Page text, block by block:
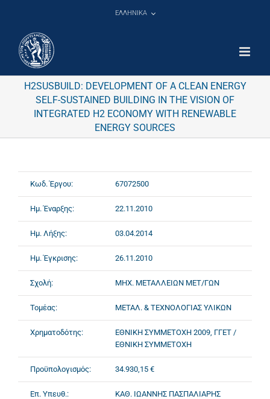
ΕΛΛΗΝΙΚΑ
H2SUSBUILD: DEVELOPMENT OF A CLEAN ENERGY
SELF-SUSTAINED BUILDING IN THE VISION OF
INTEGRATED H2 ECONOMY WITH RENEWABLE
ENERGY SOURCES
Κωδ. Έργου: 67072500
Ημ. Έναρξης: 22.11.2010
Ημ. Λήξης: 03.04.2014
Ημ. Έγκρισης: 26.11.2010
Σχολή: ΜΗΧ. ΜΕΤΑΛΛΕΙΩΝ ΜΕΤ/ΓΩΝ
Τομέας: ΜΕΤΑΛ. & ΤΕΧΝΟΛΟΓΙΑΣ ΥΛΙΚΩΝ
Χρηματοδότης:
ΕΘΝΙΚΗ ΣΥΜΜΕΤΟΧΗ 2009, ΓΓΕΤ /
ΕΘΝΙΚΗ ΣΥΜΜΕΤΟΧΗ
Προϋπολογισμός: 34.930,15 €
Επ. Υπευθ.: ΚΑΘ. ΙΩΑΝΝΗΣ ΠΑΣΠΑΛΙΑΡΗΣ